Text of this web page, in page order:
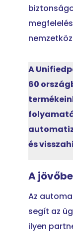
A
60
és
A
Az
segít az
ilyen